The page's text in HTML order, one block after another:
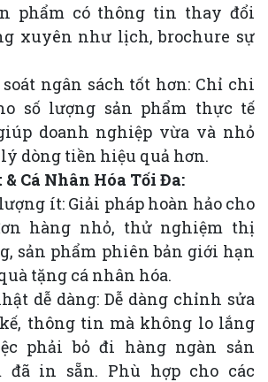
phẩm có thông tin thay đổi
xuyên như lịch, brochure sự
ngân sách tốt hơn: Chỉ chi
số lượng sản phẩm thực tế
doanh nghiệp vừa và nhỏ
dòng tiền hiệu quả hơn.
Cá Nhân Hóa Tối Đa:
ít: Giải pháp hoàn hảo cho
hàng nhỏ, thử nghiệm thị
sản phẩm phiên bản giới hạn
tặng cá nhân hóa.
dễ dàng: Dễ dàng chỉnh sửa
thông tin mà không lo lắng
phải bỏ đi hàng ngàn sản
đã in sẵn. Phù hợp cho các